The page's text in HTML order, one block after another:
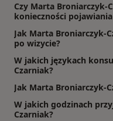
Czy Marta Broniarczyk-
konieczności
Jak Marta Broniarczyk-
po wizycie?
W jakich językach
Czarniak?
Jak Marta Broniarczyk-
W jakich godzinach
Czarniak?